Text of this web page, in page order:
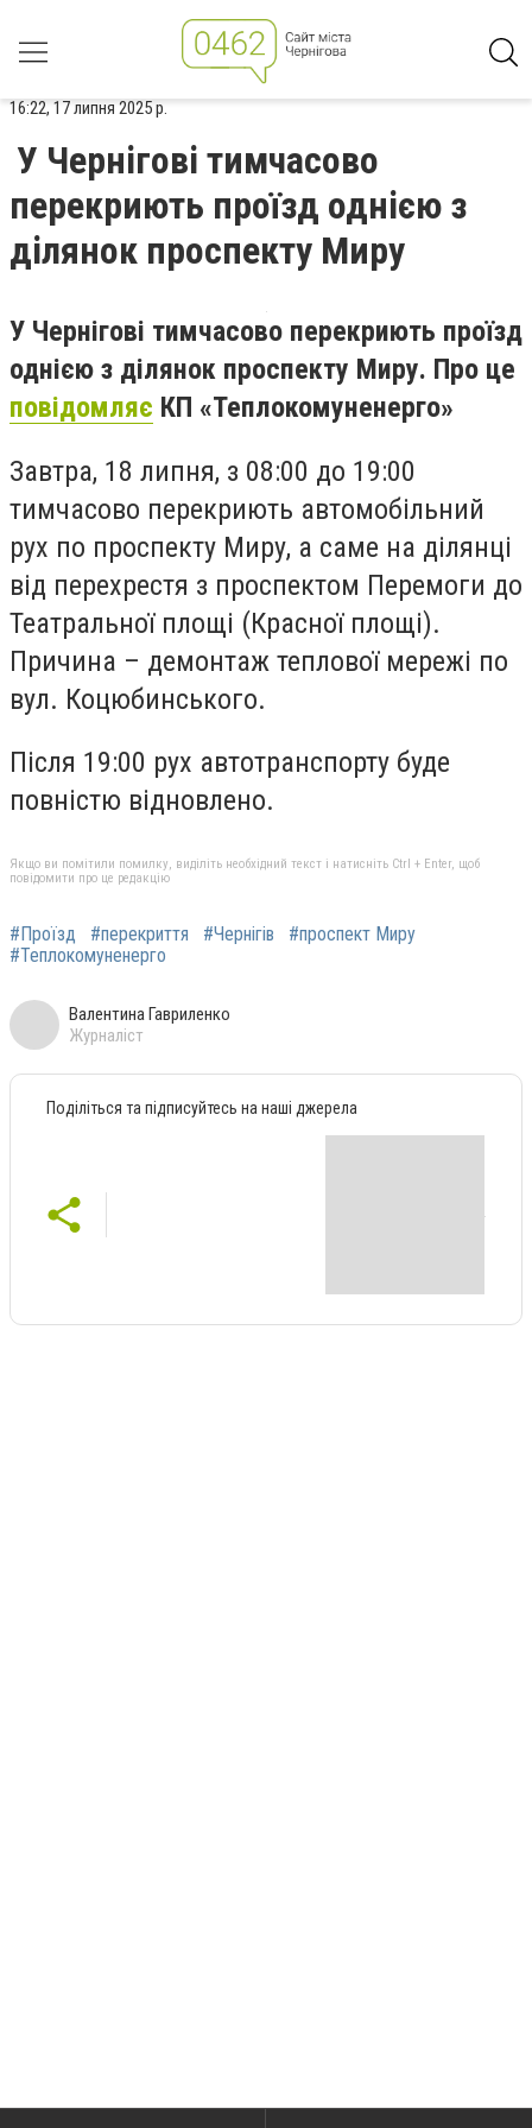
16:22, 17 липня 2025 р.
У Чернігові тимчасово
перекриють проїзд однією з
ділянок проспекту Миру
У Чернігові тимчасово перекриють проїзд
однією з ділянок проспекту Миру. Про це
повідомляє КП «Теплокомуненерго»
Завтра, 18 липня, з 08:00 до 19:00
тимчасово перекриють автомобільний
рух по проспекту Миру, а саме на ділянці
від перехрестя з проспектом Перемоги до
Театральної площі (Красної площі).
Причина – демонтаж теплової мережі по
вул. Коцюбинського.
Після 19:00 рух автотранспорту буде
повністю відновлено.
Якщо ви помітили помилку, виділіть необхідний текст і натисніть Ctrl + Enter, щоб
повідомити про це редакцію
#Проїзд #перекриття #Чернігів
#проспект Миру
#Теплокомуненерго
Валентина Гавриленко
Журналіст
Поділіться та підписуйтесь на наші джерела